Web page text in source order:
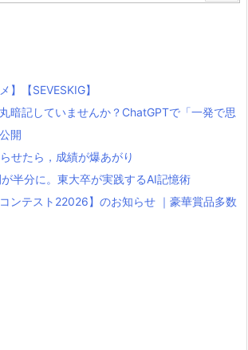
】【SEVESKIG】
暗記していませんか？ChatGPTで「一発で思
開
せたら，成績が爆あがり
半分に。東大卒が実践するAI記憶術
コンテスト22026】のお知らせ ｜豪華賞品多数